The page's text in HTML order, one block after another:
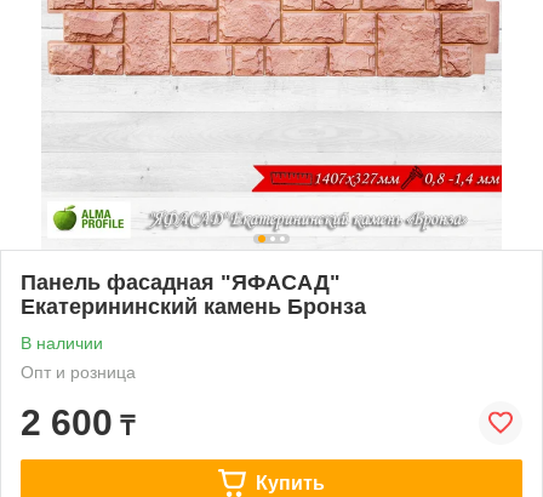
Панель фасадная "ЯФАСАД"
Екатерининский камень Бронза
В наличии
Опт и розница
2 600 ₸
Купить